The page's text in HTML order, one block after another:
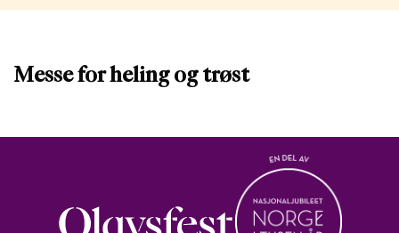
Messe for heling og trøst